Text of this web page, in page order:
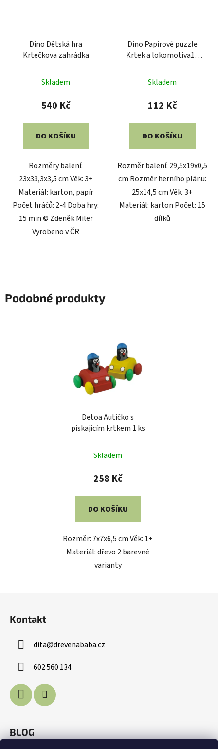
Dino Dětská hra
Krtečkova zahrádka
Skladem
540 Kč
DO KOŠÍKU
Rozměry balení:
23x33,3x3,5 cm Věk: 3+
Materiál: karton, papír
Počet hráčů: 2-4 Doba hry:
15 min © Zdeněk Miler
Vyrobeno v ČR
Dino Papírové puzzle
Krtek a lokomotiva15
Skladem
112 Kč
DO KOŠÍKU
Rozměr balení: 29,5x19x0,5
cm Rozměr herního plánu:
25x14,5 cm Věk: 3+
Materiál: karton Počet: 15
dílků
Podobné produkty
Detoa Autíčko s
pískajícím krtkem 1 ks
Skladem
258 Kč
DO KOŠÍKU
Rozměr: 7x7x6,5 cm Věk: 1+
Materiál: dřevo 2 barevné
varianty
Kontakt
dita@drevenababa.cz
602 560 134
BLOG